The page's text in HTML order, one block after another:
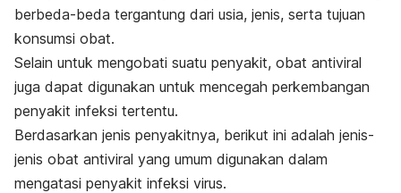
berbeda-beda tergantung dari usia, jenis, serta tujuan
konsumsi obat.
Selain untuk mengobati suatu penyakit, obat antiviral
juga dapat digunakan untuk mencegah perkembangan
penyakit infeksi tertentu.
Berdasarkan jenis penyakitnya, berikut ini adalah jenis-
jenis obat antiviral yang umum digunakan dalam
mengatasi penyakit infeksi virus.